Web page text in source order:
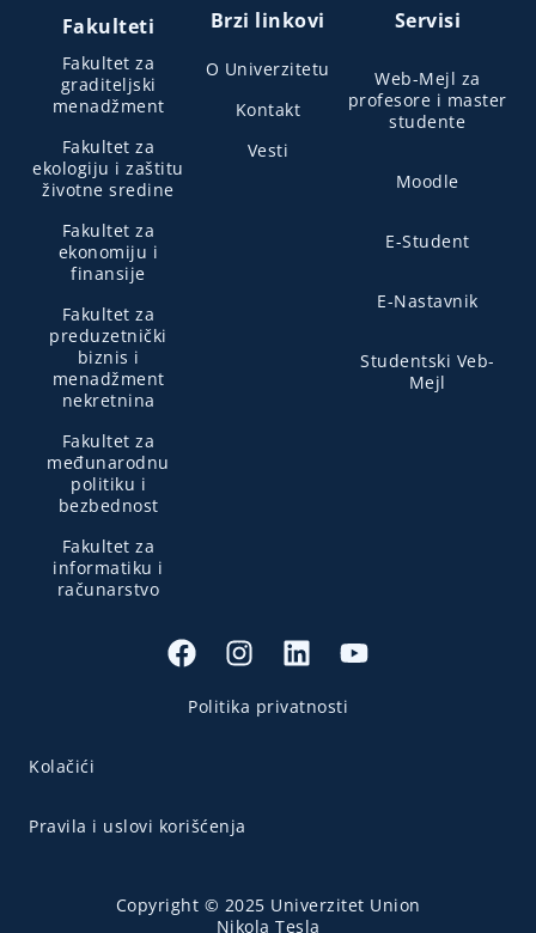
Fakulteti
Fakultet za
graditeljski
menadžment
Fakultet za
ekologiju i zaštitu
životne sredine
Fakultet za
ekonomiju i
finansije
Fakultet za
preduzetnički
biznis i
menadžment
nekretnina
Fakultet za
međunarodnu
politiku i
bezbednost
Fakultet za
informatiku i
računarstvo
Brzi linkovi
O Univerzitetu
Kontakt
Vesti
Servisi
Web-Mejl za
profesore i master
studente
Moodle
E-Student
E-Nastavnik
Studentski Veb-
Mejl
Politika privatnosti
Kolačići
Pravila i uslovi korišćenja
Copyright © 2025 Univerzitet Union
Nikola Tesla